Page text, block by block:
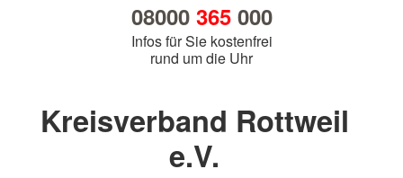
08000 365000
Infos für Sie kostenfrei
rund um die Uhr
Kreisverband Rottweil
e.V.